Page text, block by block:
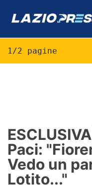
Formello
Infortuni
Primavera
1/2 pagine
Paci:
Vedo un
Lotito..."